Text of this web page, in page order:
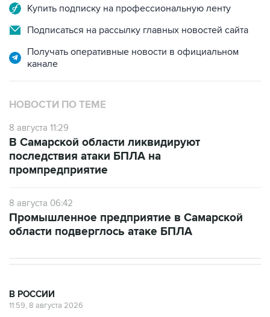
Купить подписку на профессиональную ленту
Подписаться на рассылку главных новостей сайта
Получать оперативные новости в официальном
канале
НОВОСТИ ПО ТЕМЕ
8 августа 11:29
В Самарской области ликвидируют
последствия атаки БПЛА на
промпредприятие
8 августа 06:42
Промышленное предприятие в Самарской
области подверглось атаке БПЛА
В РОССИИ
11:59, 8 августа 2026